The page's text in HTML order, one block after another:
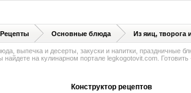
Рецепты Основные блюда Из яиц, творога
выпечка и десерты, закуски и напитки, праздничные
найдете на кулинарном портале legkogotovit.com. Готовить
Конструктор рецептов